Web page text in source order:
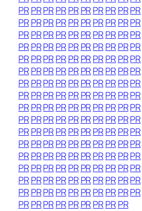
PRPRPRPRPR PRPRPRPRPR
PRPRPRPRPR PRPRPRPRPR
PRPRPRPRPR PRPRPRPRPR
PRPRPRPRPR PRPRPRPRPR
PRPRPRPRPR PRPRPRPRPR
PRPRPRPRPR PRPRPRPRPR
PRPRPRPRPR PRPRPRPRPR
PRPRPRPRPR PRPRPRPRPR
PRPRPRPRPR PRPRPRPRPR
PRPRPRPRPR PRPRPRPRPR
PRPRPRPRPR PRPRPRPRPR
PRPRPRPRPR PRPRPRPRPR
PRPRPRPRPR PRPRPRPRPR
PRPRPRPRPR PRPRPRPRPR
PRPRPRPRPR PRPRPRPRPR
PRPRPRPRPR PRPRPRPRPR
PRPRPRPRPR PRPRPRPR